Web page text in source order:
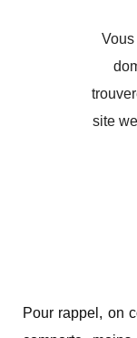
site
Pour rappel, on